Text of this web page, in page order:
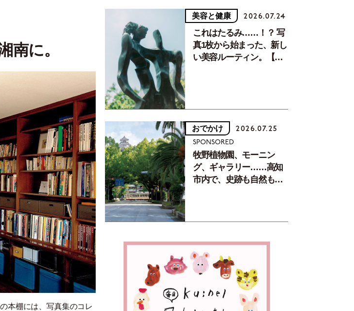
南に。
本棚には、写真集のコレ
美容と健康 2026.07.24
これはたるみ……！？ 写
真1枚から始まった、新し
い美容ルーティン。【中
おでかけ 2026.07.25
SPONSORED
牧野植物園、モーニン
グ、ギャラリー……高知
市内で、史跡も自然もグ